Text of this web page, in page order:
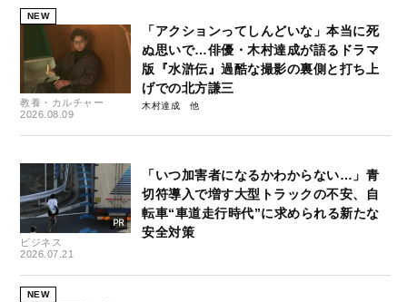
NEW
教養・カルチャー
2026.08.09
「アクションってしんどいな」本当に死
ぬ思いで…俳優・木村達成が語るドラマ
版『水滸伝』過酷な撮影の裏側と打ち上
げでの北方謙三
木村達成
ビジネス
2026.07.21
「いつ加害者になるかわからない…」青
切符導入で増す大型トラックの不安、自
転車“車道走行時代”に求められる新たな
安全対策
NEW